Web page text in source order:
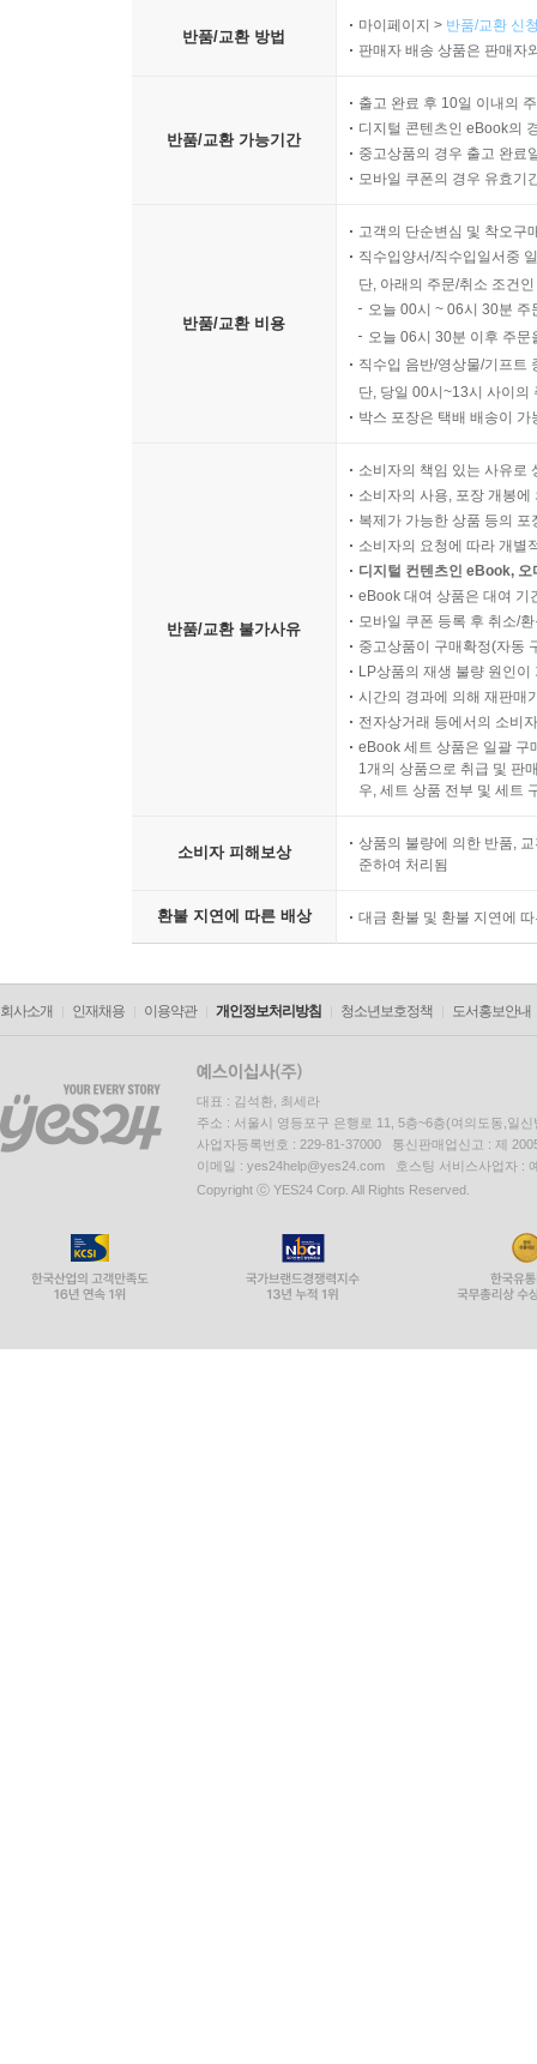
반품/교환 방법
마이페이지 > 반품/교환 신
판매자 배송 상품은 판매자
반품/교환 가능기간
출고 완료 후 10일 이내의
디지털 콘텐츠인 eBook의
중고상품의 경우 출고 완료
모바일 쿠폰의 경우 유효기
반품/교환 비용
고객의 단순변심 및 착오구
직수입양서/직수입일서중
단, 아래의 주문/취소 조건
오늘 00시 ~ 06시 30분
오늘 06시 30분 이후 주
직수입 음반/영상물/기프트
단, 당일 00시~13시 사이의
박스 포장은 택배 배송이
반품/교환 불가사유
소비자의 책임 있는 사유로
소비자의 사용, 포장 개봉
복제가 가능한 상품 등의
소비자의 요청에 따라 개별
디지털 컨텐츠인 eBook,
eBook 대여 상품은 대여 기
모바일 쿠폰 등록 후 취소/
중고상품이 구매확정(자동
LP상품의 재생 불량 원인
시간의 경과에 의해 재판매
전자상거래 등에서의 소비
eBook 세트 상품은 일괄 구
1개의 상품으로 취급 및 판
우, 세트 상품 전부 및 세트
소비자 피해보상
상품의 불량에 의한 반품,
준하여 처리됨
환불 지연에 따른 배상 대금 환불 및 환불 지연에
회사소개 인재채용 이용약관 개인정보처리방침 청소년보호정책 도서홍보안내
대표 : 김석환, 최세라
주소 : 서울시 영등포구 은행로 11, 5층~6층(여의도동,일신
사업자등록번호 : 229-81-37000 통신판매업신고 : 제
이메일 : yes24help@yes24.com 호스팅 서비스사업자 :
Copyright ⓒ YES24 Corp. All Rights Reserved.